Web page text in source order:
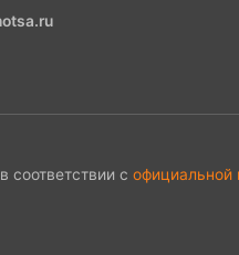
соответствии с официальной